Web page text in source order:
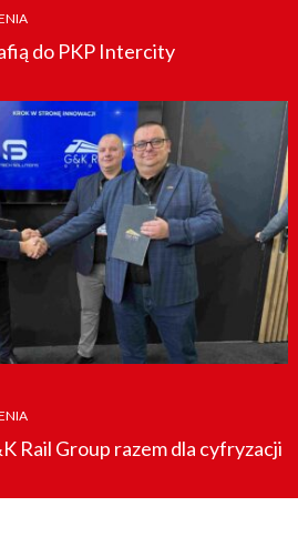
do PKP Intercity
Rail Group razem dla cyfryzacji